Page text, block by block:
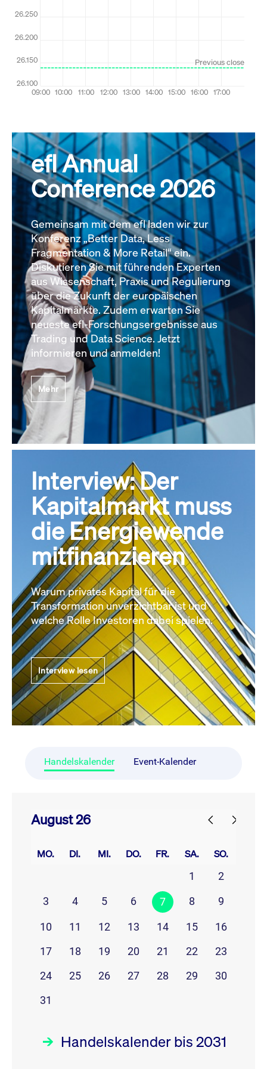
efl Annual
Conference 2026
Gemeinsam mit dem efl laden wir zur
Konferenz „Better Data, Less
Fragmentation & More Retail“ ein.
Diskutieren Sie mit führenden Experten
aus Wissenschaft, Praxis und Regulierung
über die Zukunft der europäischen
Kapitalmärkte. Zudem erwarten Sie
neueste efl-Forschungsergebnisse aus
Trading und Data Science. Jetzt
informieren und anmelden!
Mehr
Interview: Der
Kapitalmarkt muss
die Energiewende
mitfinanzieren
Warum privates Kapital für die
Transformation unverzichtbar ist und
welche Rolle Investoren dabei spielen.
Interview lesen
Handelskalender Event-Kalender
August 26
MO. DI. MI. DO. FR. SA. SO.
1
2
3
4 5 6 7 8 9
10 11 12 13 14 15
16
17
18 19 20 21 22
23
24
25 26 27 28 29
30
31
Handelskalender bis 2031